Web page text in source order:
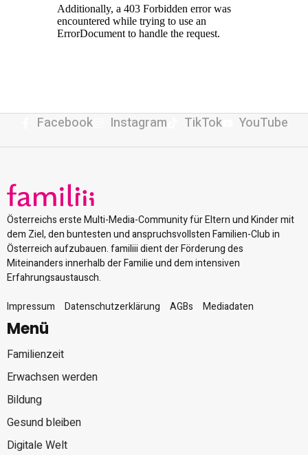
Facebook Instagram TikTok YouTube
Österreichs erste Multi-Media-Community für Eltern und Kinder mit
dem Ziel, den buntesten und anspruchsvollsten Familien-Club in
Österreich aufzubauen. familiii dient der Förderung des
Miteinanders innerhalb der Familie und dem intensiven
Erfahrungsaustausch.
Impressum
Datenschutzerklärung AGBs Mediadaten
Menü
Familienzeit
Erwachsen werden
Bildung
Gesund bleiben
Digitale Welt